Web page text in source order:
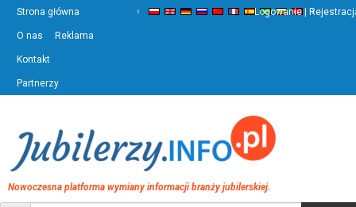
Strona główna
O nas Reklama
Kontakt
Partnerzy
‹ ›
Logowanie |
Nowoczesna platforma wymiany informacji branży jubilerskiej.